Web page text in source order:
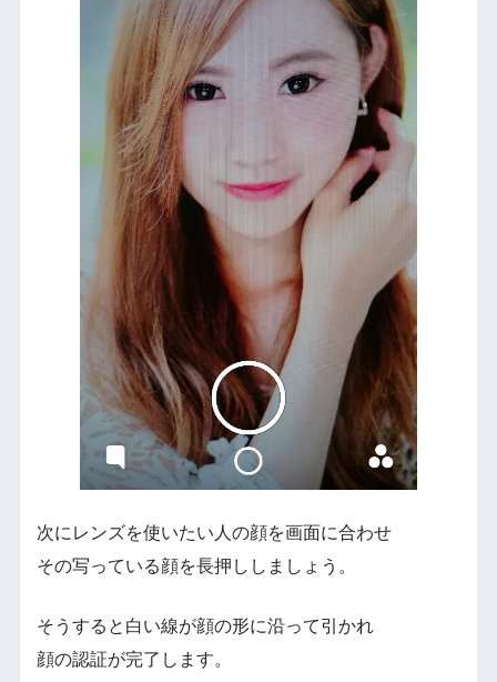
次にレンズを使いたい人の顔を画面に合わせ
その写っている顔を長押ししましょう。
そうすると白い線が顔の形に沿って引かれ
顔の認証が完了します。